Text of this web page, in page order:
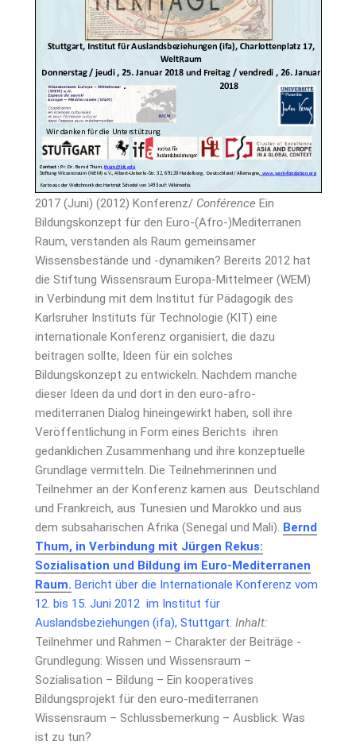
2017 (Juni) (2012) Konferenz/ Conférence Ein
Bildungskonzept für den Euro-(Afro-)Mediterranen
Raum, verstanden als Raum gemeinsamer
Wissensbestände und -dynamiken? Bereits 2012 hat
die Stiftung Wissensraum Europa-Mittelmeer (WEM)
in Verbindung mit dem Institut für Pädagogik des
Karlsruher Instituts für Technologie (KIT) eine
internationale Konferenz organisiert, die dazu
beitragen sollte, Ideen für ein solches
Bildungskonzept zu entwickeln. Nachdem manche
dieser Ideen da und dort in den euro-afro-
mediterranen Dialog hineingewirkt haben, soll ihre
Veröffentlichung in Form eines Berichts ihren
gedanklichen Zusammenhang und ihre konzeptuelle
Grundlage vermitteln. Die Teilnehmerinnen und
Teilnehmer an der Konferenz kamen aus Deutschland
und Frankreich, aus Tunesien und Marokko und aus
dem subsaharischen Afrika (Senegal und Mali). Bernd
Thum, in Verbindung mit Jürgen Rekus:
Sozialisation und Bildung im Euro-Mediterranen
Raum. Bericht über die Internationale Konferenz vom
12. bis 15. Juni 2012 im Institut für
Auslandsbeziehungen (ifa), Stuttgart. Inhalt:
Teilnehmer und Rahmen – Charakter der Beiträge -
Grundlegung: Wissen und Wissensraum –
Sozialisation – Bildung – Ein kooperatives
Bildungsprojekt für den euro-mediterranen
Wissensraum – Schlussbemerkung – Ausblick: Was
ist zu tun?